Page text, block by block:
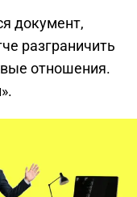
документ,
разграничить
отношения.